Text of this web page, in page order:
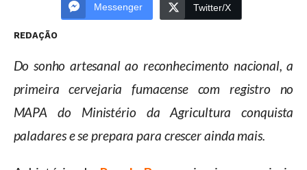
Messenger Twitter/X
REDAÇÃO
Do sonho artesanal ao reconhecimento nacional, a
primeira cervejaria fumacense com registro no
MAPA do Ministério da Agricultura conquista
paladares e se prepara para crescer ainda mais.